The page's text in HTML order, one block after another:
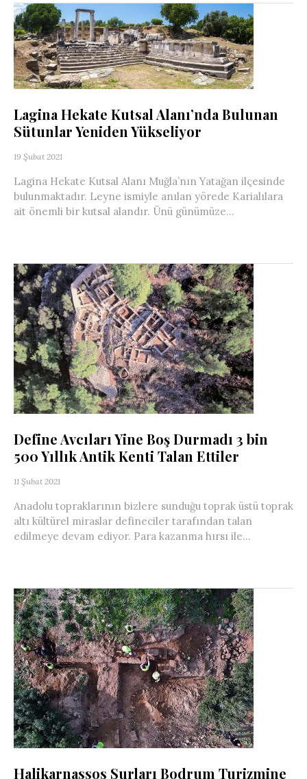
Lagina Hekate Kutsal Alanı’nda Bulunan
Sütunlar Yeniden Yükseliyor
19 Şubat 2021
Lagina Hekate Kutsal Alanı Muğla’nın Yatağan ilçesinde
bulunmaktadır. Leyne ismiyle anılan yörede Karialılara
ait önemli bir kutsal alandır. Ünü günümüze...
Define Avcıları Yine Boş Durmadı 3 bin
500 Yıllık Antik Kenti Talan Ettiler
11 Şubat 2021
Anadolu topraklarının bizlere sunduğu toprak üstü toprak
altı kültürel miraslar defineciler tarafından talan
edilmeye devam ediyor. Para kazanma hırsı ile...
Halikarnassos Surları Bodrum Turizmine